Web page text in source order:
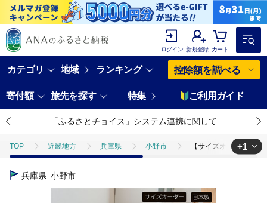
ログイン 新規登録 カート
カテゴリ 地域 ランキング 控除額を調べる
寄付額 旅先を探す 特集 ご利用ガイド
「ふるさとチョイス」システム連携に関して
TOP 近畿地方 兵庫県 小野市 【サイズオーダー】
TOP
+1
兵庫県 小野市